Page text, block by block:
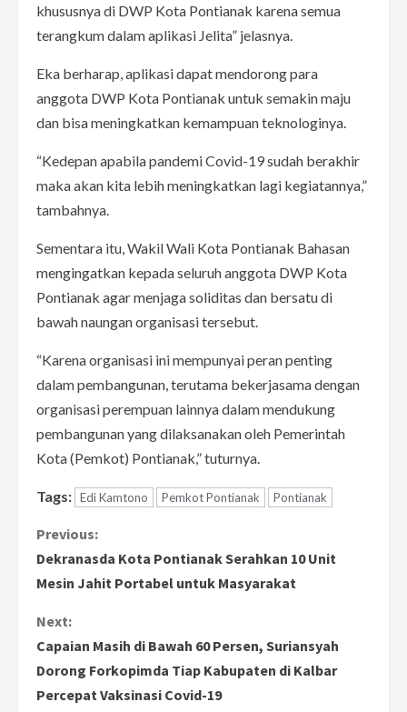
khususnya di DWP Kota Pontianak karena semua
terangkum dalam aplikasi Jelita” jelasnya.
Eka berharap, aplikasi dapat mendorong para
anggota DWP Kota Pontianak untuk semakin maju
dan bisa meningkatkan kemampuan teknologinya.
“Kedepan apabila pandemi Covid-19 sudah berakhir
maka akan kita lebih meningkatkan lagi kegiatannya,”
tambahnya.
Sementara itu, Wakil Wali Kota Pontianak Bahasan
mengingatkan kepada seluruh anggota DWP Kota
Pontianak agar menjaga soliditas dan bersatu di
bawah naungan organisasi tersebut.
“Karena organisasi ini mempunyai peran penting
dalam pembangunan, terutama bekerjasama dengan
organisasi perempuan lainnya dalam mendukung
pembangunan yang dilaksanakan oleh Pemerintah
Kota (Pemkot) Pontianak,” tuturnya.
Tags: Edi Kamtono Pemkot Pontianak Pontianak
C
o
n
t
i
Previous:
Dekranasda Kota Pontianak Serahkan 10 Unit
Mesin Jahit Portabel untuk Masyarakat
Next:
Capaian Masih di Bawah 60 Persen, Suriansyah
Dorong Forkopimda Tiap Kabupaten di Kalbar
Percepat Vaksinasi Covid-19